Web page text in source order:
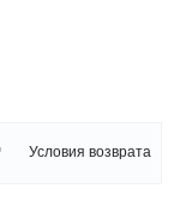
Условия возврата